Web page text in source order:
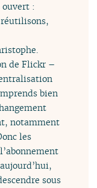
ouvert :
réutilisons,
de Flickr –
bien
notamment
les
sous